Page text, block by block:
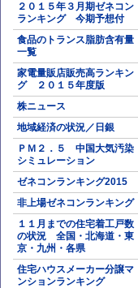
２０１５年３月期ゼネコン
ランキング 今期予想付
食品のトランス脂肪含有量
一覧
家電量販店販売高ランキン
グ ２０１５年度版
株ニュース
地域経済の状況／日銀
ＰＭ２．５ 中国大気汚染
シミュレーション
ゼネコンランキング2015
非上場ゼネコンランキング
１１月までの住宅着工戸数
の状況 全国・北海道・東
京・九州・各県
住宅ハウスメーカー分譲マ
ンションランキング